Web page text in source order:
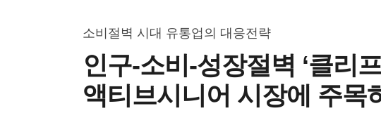
소비절벽 시대 유통업의 대응전략
인구-소비-성장절벽 ‘클리
액티브시니어 시장에 주목